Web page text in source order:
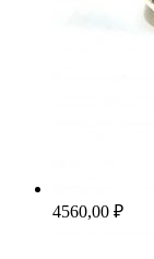
4560,00 ₽